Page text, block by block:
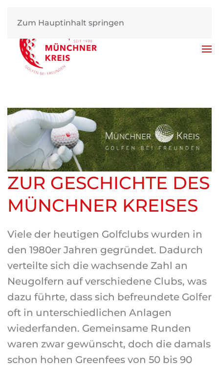
Zum Hauptinhalt springen
ZUR GESCHICHTE DES
MÜNCHNER KREISES
Viele der heutigen Golfclubs wurden in
den 1980er Jahren gegründet. Dadurch
verteilte sich die wachsende Zahl an
Neugolfern auf verschiedene Clubs, was
dazu führte, dass sich befreundete Golfer
oft in unterschiedlichen Anlagen
wiederfanden. Gemeinsame Runden
waren zwar gewünscht, doch die damals
schon hohen Greenfees von 50 bis 90